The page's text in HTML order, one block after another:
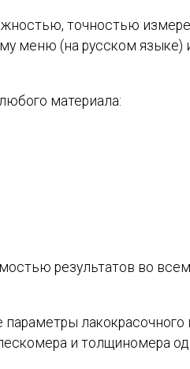
точностью
меню (на русском языке)
материала:
результатов во
лакокрасочного
и толщиномера